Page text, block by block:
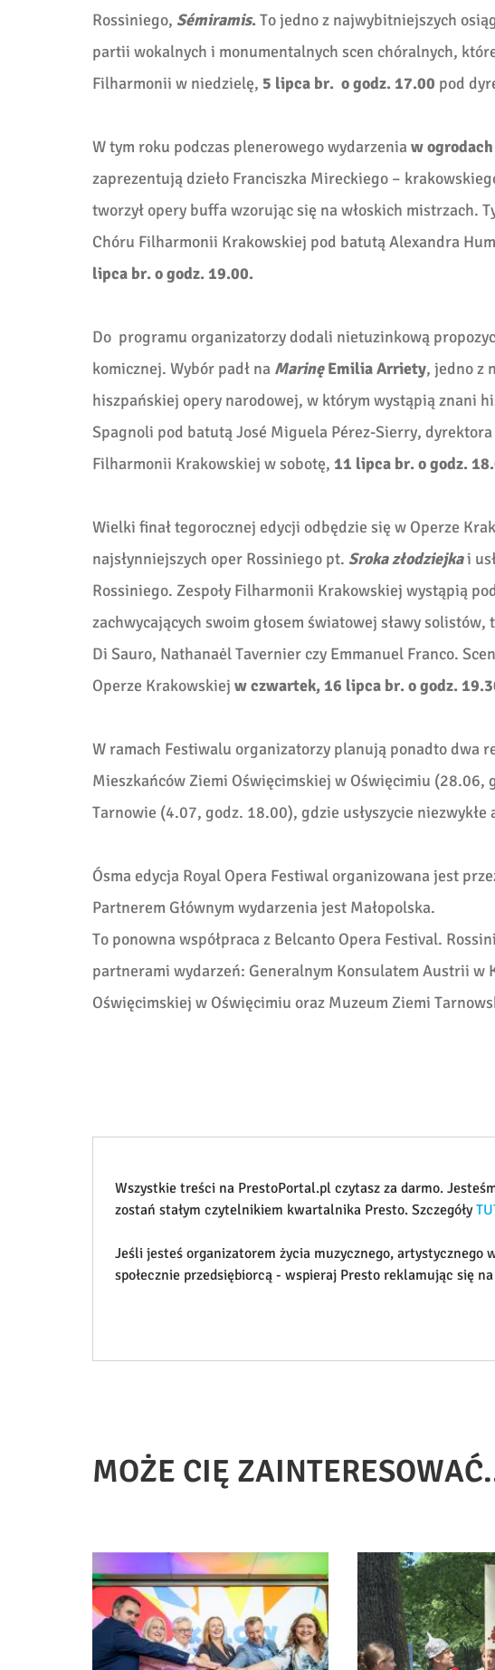
Rossiniego, Sémiramis.To jedno z najwybitniejszych
partii wokalnych i monumentalnych scen chóralnych,
Filharmonii w niedzielę, 5 lipca br. o godz. 17.00 pod
W tym roku podczas plenerowego wydarzenia w
zaprezentują dzieło Franciszka Mireckiego –
tworzył opery buffa wzorując się na włoskich mistrzach.
Chóru Filharmonii Krakowskiej pod batutą Alexandra
lipca br. o godz. 19.00.
Do programu organizatorzy dodali nietuzinkową
komicznej. Wybór padł na MarinęEmilia Arriety, jedno z
hiszpańskiej opery narodowej, w którym wystąpią znani
Spagnoli pod batutą José Miguela Pérez-Sierry,
Filharmonii Krakowskiej w sobotę, 11 lipca br. o godz.
Wielki finał tegorocznej edycji odbędzie się w Operze
najsłynniejszych oper Rossiniego pt. Sroka złodziejkai
Rossiniego. Zespoły Filharmonii Krakowskiej wystąpią
zachwycających swoim głosem światowej sławy
Di Sauro, Nathanaėl Tavernier czy Emmanuel Franco.
Operze Krakowskiej w czwartek, 16 lipca br. o godz.
W ramach Festiwalu organizatorzy planują ponadto dwa
Mieszkańców Ziemi Oświęcimskiej w Oświęcimiu
Tarnowie (4.07, godz. 18.00), gdzie usłyszycie
Ósma edycja Royal Opera Festiwal organizowana jest
Partnerem Głównym wydarzenia jest Małopolska.
To ponowna współpraca z Belcanto Opera Festival.
partnerami wydarzeń: Generalnym Konsulatem Austrii w
Oświęcimskiej w Oświęcimiu oraz Muzeum Ziemi
Wszystkie treści na PrestoPortal.pl czytasz za darmo.
zostań stałym czytelnikiem kwartalnika Presto. Szczegóły
Jeśli jesteś organizatorem życia muzycznego,
społecznie przedsiębiorcą - wspieraj Presto reklamując się
MOŻE CIĘ